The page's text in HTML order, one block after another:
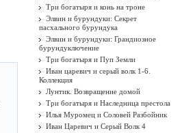
Три богатыря и конь на троне
Элвин и бурундуки: Секрет
пасхального бурундука
Элвин и бурундуки: Грандиозное
бурундуключение
Три богатыря и Пуп Земли
Иван царевич и серый волк 1-6.
Коллекция
Лунтик. Возвращение домой
Три богатыря и Наследница престола
Илья Муромец и Соловей Разбойник
Иван Царевич и Серый Волк 4